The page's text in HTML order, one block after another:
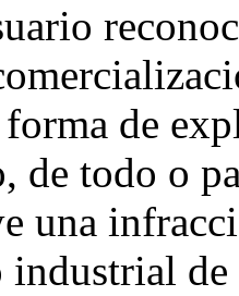
de
de todo o
una
industrial